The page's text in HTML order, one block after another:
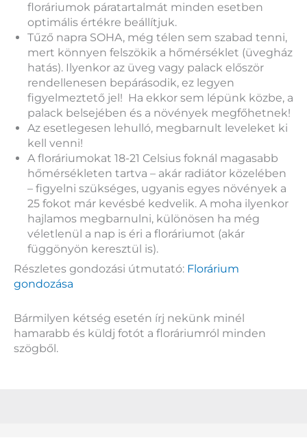
floráriumok páratartalmát minden esetben
optimális értékre beállítjuk.
Tűző napra SOHA, még télen sem szabad tenni,
mert könnyen felszökik a hőmérséklet (üvegház
hatás). Ilyenkor az üveg vagy palack először
rendellenesen bepárásodik, ez legyen
figyelmeztető jel! Ha ekkor sem lépünk közbe, a
palack belsejében és a növények megfőhetnek!
Az esetlegesen lehulló, megbarnult leveleket ki
kell venni!
A floráriumokat 18-21 Celsius foknál magasabb
hőmérsékleten tartva – akár radiátor közelében
– figyelni szükséges, ugyanis egyes növények a
25 fokot már kevésbé kedvelik. A moha ilyenkor
hajlamos megbarnulni, különösen ha még
véletlenül a nap is éri a floráriumot (akár
függönyön keresztül is).
Részletes gondozási útmutató: Florárium
gondozása
Bármilyen kétség esetén írj nekünk minél
hamarabb és küldj fotót a floráriumról minden
szögből.